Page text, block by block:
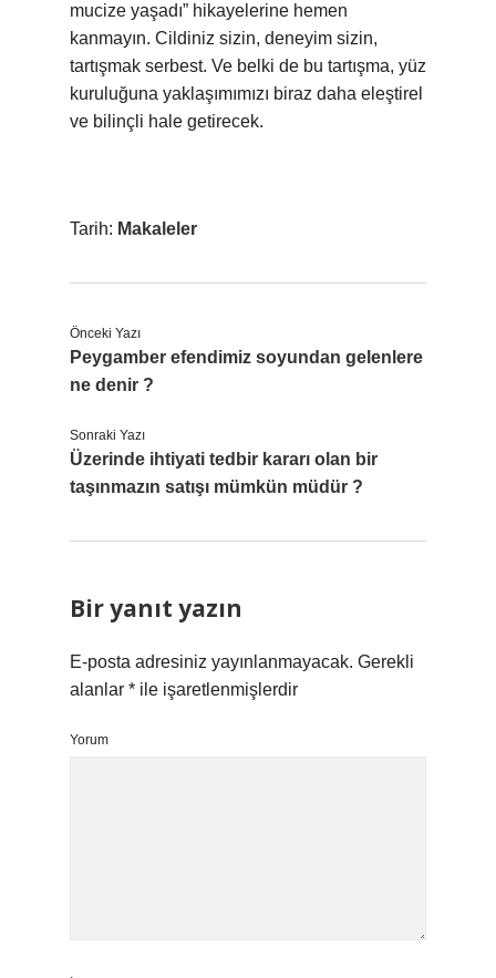
mucize yaşadı” hikayelerine hemen
kanmayın. Cildiniz sizin, deneyim sizin,
tartışmak serbest. Ve belki de bu tartışma, yüz
kuruluğuna yaklaşımımızı biraz daha eleştirel
ve bilinçli hale getirecek.
Tarih: Makaleler
Önceki Yazı
Peygamber efendimiz soyundan gelenlere
ne denir ?
Sonraki Yazı
Üzerinde ihtiyati tedbir kararı olan bir
taşınmazın satışı mümkün müdür ?
Bir yanıt yazın
E-posta adresiniz yayınlanmayacak. Gerekli
alanlar * ile işaretlenmişlerdir
Yorum